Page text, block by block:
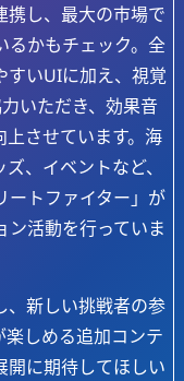
携し、最大の市場で
るかもチェック。全
すいUIに加え、視覚
いただき、効果音
させています。海
、イベントなど、
ートファイター」が
ン活動を行っていま
、新しい挑戦者の参
しめる追加コンテ
開に期待してほしい